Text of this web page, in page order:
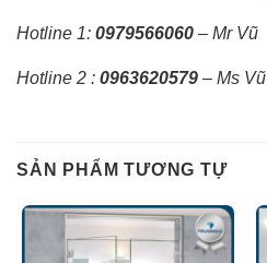
Hotline 1: 0979566060 – Mr Vũ
Hotline 2 : 0963620579 – Ms Vũ
SẢN PHẨM TƯƠNG TỰ